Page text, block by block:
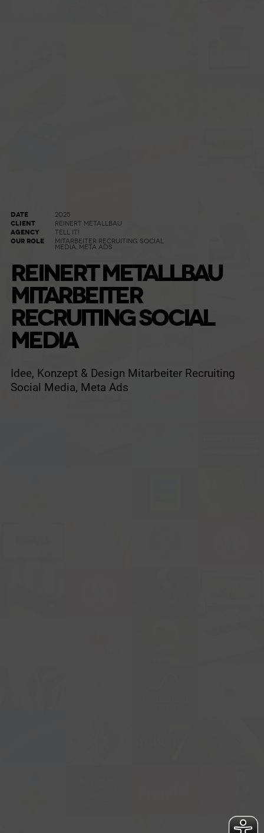
DATE
2025
CLIENT
REINERT METALLBAU
AGENCY
TELL IT!
OUR ROLE
MITARBEITER RECRUITING SOCIAL
MEDIA, META ADS
REINERT METALLBAU
MITARBEITER
RECRUITING SOCIAL
MEDIA
Idee, Konzept & Design Mitarbeiter Recruiting
Social Media, Meta Ads